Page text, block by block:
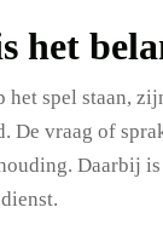
het
het spel staan,
De vraag of
Daarbij